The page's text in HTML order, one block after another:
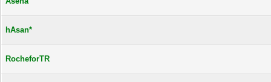
hAsan*
RocheforTR